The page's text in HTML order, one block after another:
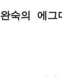
완숙의 에그